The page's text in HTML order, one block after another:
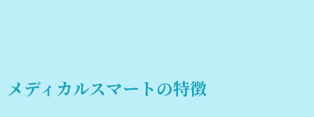
メディカルスマートの特徴